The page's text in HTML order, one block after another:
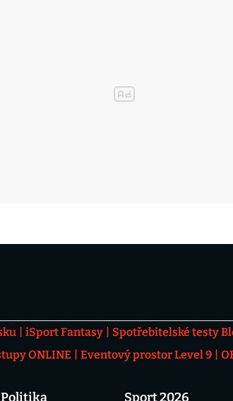
iSport Fantasy Spotřebitelské testy
ONLINE Eventový prostor Level 9
Politika Sport 2026